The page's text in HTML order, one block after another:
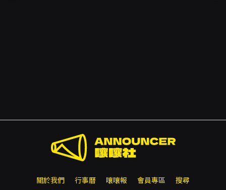
關於我們 行事曆 嚷嚷報 會員專區 搜尋